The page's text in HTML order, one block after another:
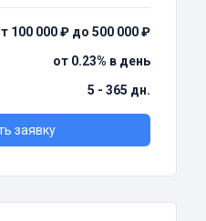
100 000 ₽ до 500 000 ₽
от 0.23% в день
5 - 365 дн.
заявку